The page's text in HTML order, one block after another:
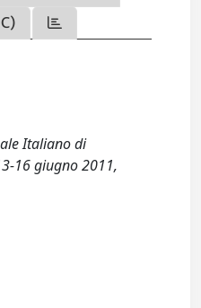
Italiano di
16 giugno 2011,